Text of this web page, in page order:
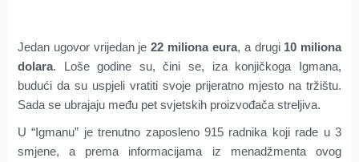
Jedan ugovor vrijedan je22 miliona eura, a drugi 10 miliona
dolara. Loše godine su, čini se, iza konjičkoga Igmana,
budući da su uspjeli vratiti svoje prijeratno mjesto na tržištu.
Sada se ubrajaju među pet svjetskih proizvođača streljiva.
U “Igmanu” je trenutno zaposleno 915 radnika koji rade u 3
smjene, a prema informacijama iz menadžmenta ovog